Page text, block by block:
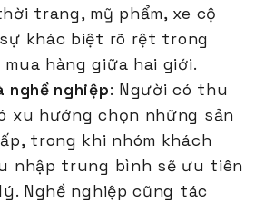
trang, mỹ phẩm, xe cộ
khác biệt rõ rệt trong
hàng giữa hai giới.
nghề nghiệp: Người có thu
xu hướng chọn những sản
trong khi nhóm khách
nhập trung bình sẽ ưu tiên
Nghề nghiệp cũng tác